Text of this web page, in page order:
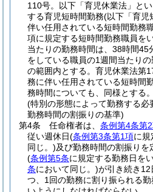
110号。以下「育児休業法」と
する育児短時間勤務(以下「育児
伴い任用されている短時間勤務
項に規定する短時間勤務職員を
当たりの勤務時間は、38時間45
をしている職員の1週間当たり
の範囲内とする。 育児休業法第
務に伴い任用されている短時間
務時間についても、同様とする。
(特別の形態によって勤務する
勤務時間の割振りの基準)
第4条
任命権者は、 条例第4条第
従い週休日(条例第3条第1項に規
同じ。)及び勤務時間の割振りを
(条例第5条に規定する勤務日をい
条において同じ。)が引き続き
つ、1回の勤務に割り振られる